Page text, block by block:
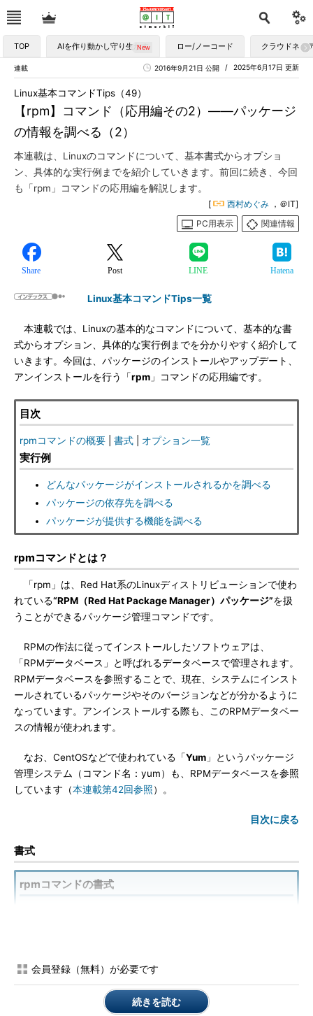
TOP AIを作り動かし守り生かす ロー/ノーコード クラウドネイ
連載 2025年6月17日 更新
2016年9月21日 公開
【rpm】コマンド（応用編その2）――パッケージ
の情報を調べる（2）
Linux基本コマンドTips（49）
本連載は、Linuxのコマンドについて、基本書式からオプショ
ン、具体的な実行例までを紹介していきます。前回に続き、今回
も「rpm」コマンドの応用編を解説します。
[ 西村めぐみ ，＠IT]
PC用表示
関連情報
Share Post LINE Hatena
Linux基本コマンドTips一覧
本連載では、Linuxの基本的なコマンドについて、基本的な書
式からオプション、具体的な実行例までを分かりやすく紹介して
いきます。今回は、パッケージのインストールやアップデート、
アンインストールを行う「rpm 」コマンドの応用編です。
目次
rpmコマンドの概要 書式 オプション一覧
実行例
どんなパッケージがインストールされるかを調べる
パッケージの依存先を調べる
パッケージが提供する機能を調べる
rpmコマンドとは？
「rpm」は、Red Hat系のLinuxディストリビューションで使わ
れている“RPM（Red Hat Package Manager）パッケージ”を扱
うことができるパッケージ管理コマンドです。
RPMの作法に従ってインストールしたソフトウェアは、
「RPMデータベース」と呼ばれるデータベースで管理されます。
RPMデータベースを参照することで、現在、システムにインスト
ールされているパッケージやそのバージョンなどが分かるように
なっています。アンインストールする際も、このRPMデータベー
スの情報が使われます。
なお、CentOSなどで使われている「Yum 」というパッケージ
管理システム（コマンド名：yum）も、RPMデータベースを参照
しています（本連載第42回参照）。
目次に戻る
書式
rpmコマンドの書式
rpmコマンドの基本操作（問い合わせ関係）
会員登録（無料）が必要です
続きを読む